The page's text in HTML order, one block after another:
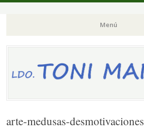
Menú
Saltar
contenido.
arte-medusas-desmotivaciones